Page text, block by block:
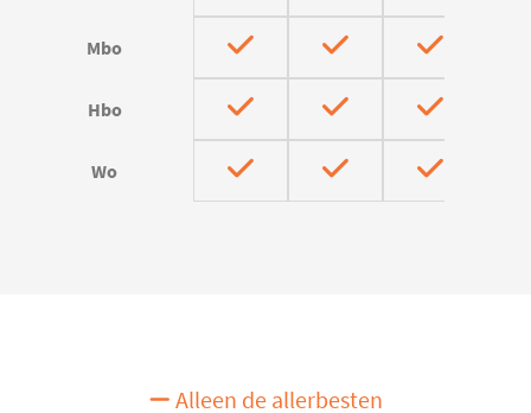
Mbo
Hbo
Wo
Alleen de allerbesten